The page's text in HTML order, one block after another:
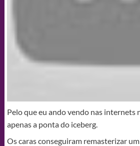
Pelo que eu ando vendo nas internets
apenas a ponta do iceberg.
Os caras conseguiram remasterizar